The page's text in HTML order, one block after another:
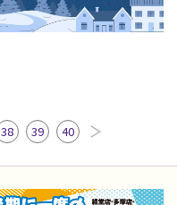
38 39 40